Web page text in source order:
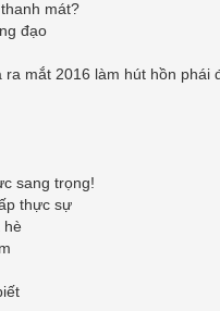
mát?
đạo
mắt 2016 làm hút hồn phái
sang trọng!
thực sự
hè